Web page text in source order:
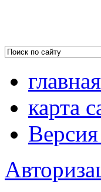
главная
карта